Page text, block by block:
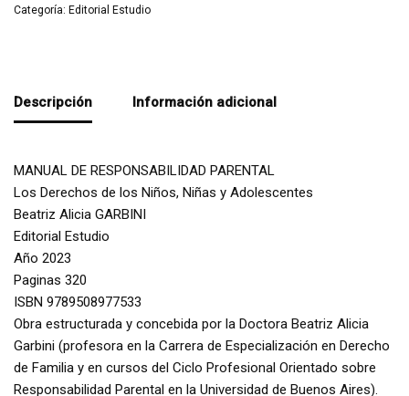
Categoría: Editorial Estudio
Descripción Información adicional
MANUAL DE RESPONSABILIDAD PARENTAL
Los Derechos de los Niños, Niñas y Adolescentes
Beatriz Alicia GARBINI
Editorial Estudio
Año 2023
Paginas 320
ISBN 9789508977533
Obra estructurada y concebida por la Doctora Beatriz Alicia
Garbini (profesora en la Carrera de Especialización en Derecho
de Familia y en cursos del Ciclo Profesional Orientado sobre
Responsabilidad Parental en la Universidad de Buenos Aires).